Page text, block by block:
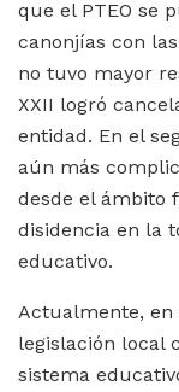
que el PTEO se
canonjías con
no tuvo mayor
XXII logró
entidad. En el
aún más
desde el ámbito
disidencia en la
educativo.
Actualmente,
legislación local
sistema